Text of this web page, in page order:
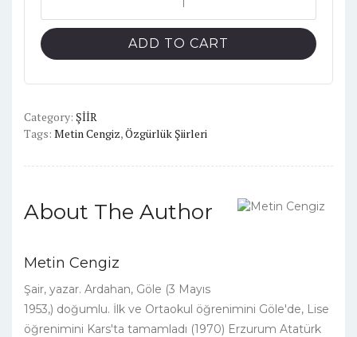
Şiirleri
Genişletilmiş
2.
ADD TO CART
Category: ŞİİR
Tags: Metin Cengiz,Özgürlük Şiirleri
About The Author
Metin Cengiz
Şair, yazar. Ardahan, Göle (3 Mayıs
1953,) doğumlu. İlk ve Ortaokul öğrenimini Göle'de, Lise
öğrenimini Kars'ta tamamladı (1970) Erzurum Atatürk